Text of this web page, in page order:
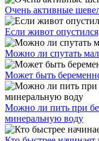
Очень активные
Если живот
Можно ли спутать
Может быть
Можно ли пить при
минеральную воду